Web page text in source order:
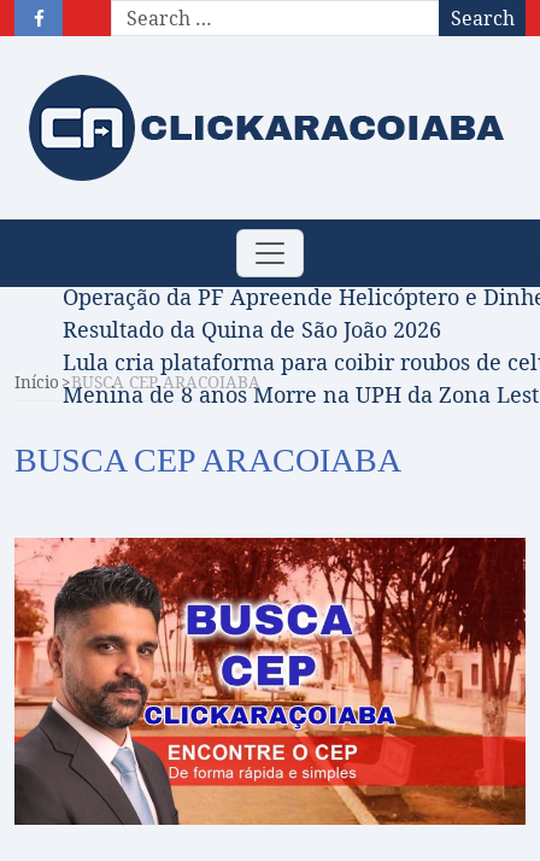
Search
Toggle
navigation
Obituário – Nota de falecimento: 31/07/2026
Comissão Aprova Projeto de Jilmar Tatto
Operação da PF Apreende Helicóptero e
Resultado da Quina de São João 2026
Lula cria plataforma para coibir roubos de
Menina de 8 anos Morre na UPH da Zona
Início BUSCA CEP ARACOIABA
BUSCA CEP ARACOIABA